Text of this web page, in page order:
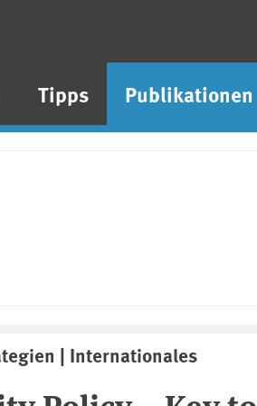
Tipps Publikationen
| Internationales